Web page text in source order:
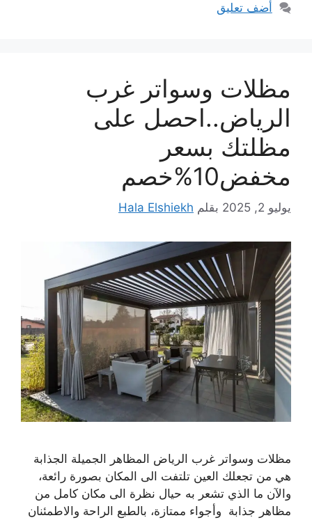
أضف تعليق
مظلات وسواتر غرب
الرياض..احصل على
مظلتك بسعر
مخفض10%خصم
يوليو 2, 2025 بقلم Hala Elshiekh
مظلات وسواتر غرب الرياض المظاهر الجميلة الجذابة
هي من تجعلك العين تلتفت الى المكان بصورة رائعة،
والآن ما الذي تشعر به حيال نظرة الى مكان كامل من
مظاهر جذابة وأجواء ممتازة، بالطبع الراحة والاطمئنان